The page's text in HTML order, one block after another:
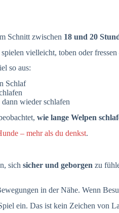
Schnitt zwischen 18 und 20
vielleicht, toben oder
so aus:
Schlaf
wieder schlafen
wie lange Welpen
– mehr als du denkst.
sich sicher und geborgen zu
in der Nähe. Wenn
ein. Das ist kein Zeichen von